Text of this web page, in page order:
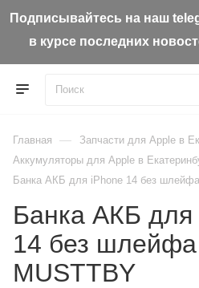
Подписывайтесь на наш
в курсе последних
Главная — Запчасти для Apple в
Aккумуляторы для Apple в
Банка АКБ для iPhone 14 без
Банка АКБ для
14 без
MUSTTBY